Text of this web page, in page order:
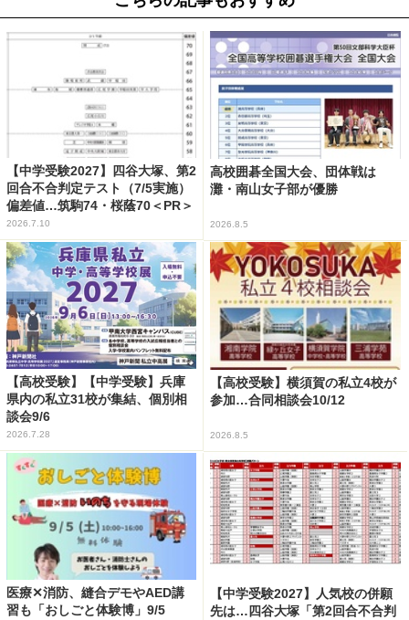
【中学受験2027】四谷大塚、第2
回合不合判定テスト（7/5実施）
偏差値…筑駒74・桜蔭70＜PR＞
2026.7.10
高校囲碁全国大会、団体戦は
灘・南山女子部が優勝
2026.8.5
【高校受験】【中学受験】兵庫
県内の私立31校が集結、個別相
談会9/6
2026.7.28
【高校受験】横須賀の私立4校が
参加…合同相談会10/12
2026.8.5
医療✕消防、縫合デモやAED講
習も「おしごと体験博」9/5
【中学受験2027】人気校の併願
先は…四谷大塚「第2回合不合判